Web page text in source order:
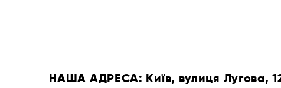
НАША АДРЕСА: Київ, вулиця Лугова,